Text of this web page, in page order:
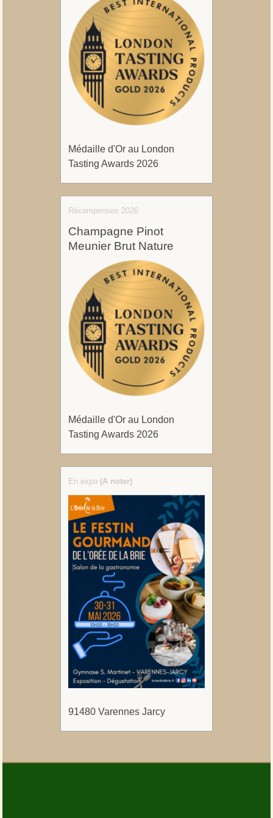
Médaille d'Or au London
Tasting Awards 2026
Récompenses 2026
Champagne Pinot
Meunier Brut Nature
Médaille d'Or au London
Tasting Awards 2026
En expo (A noter)
91480 Varennes Jarcy